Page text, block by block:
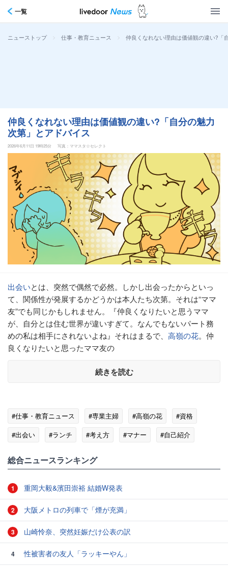
一覧
ニューストップ > 仕事・教育ニュース > 仲良くなれない理由は価値観の違い?「
仲良くなれない理由は価値観の違い?「自分の魅力
次第」とアドバイス
2026年6月11日 19時25分 写真：ママスタ☆セレクト
出会いとは、突然で偶然で必然。しかし出会ったからといっ
て、関係性が発展するかどうかは本人たち次第。それは“ママ
友”でも同じかもしれません。『仲良くなりたいと思うママ
が、自分とは住む世界が違いすぎて。なんでもないパート務
めの私は相手にされないよね』それはまるで、 高嶺の花。仲
良くなりたいと思ったママ友の
続きを読む
#仕事・教育ニュース #専業主婦 #高嶺の花
#資格
#出会い
#ランチ #考え方 #マナー #自己紹介
総合ニュースランキング
1 重岡大毅&濱田崇裕 結婚W発表
2 大阪メトロの列車で「煙が充満」
3 山崎怜奈、突然妊娠だけ公表の訳
4 性被害者の友人「ラッキーやん」